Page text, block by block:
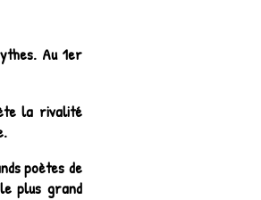
Au 1er
la rivalité
poètes de
plus grand